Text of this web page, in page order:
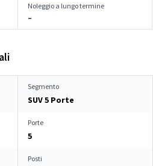
Noleggio a lungo termine
–
Segmento
SUV 5 Porte
Porte
5
Posti